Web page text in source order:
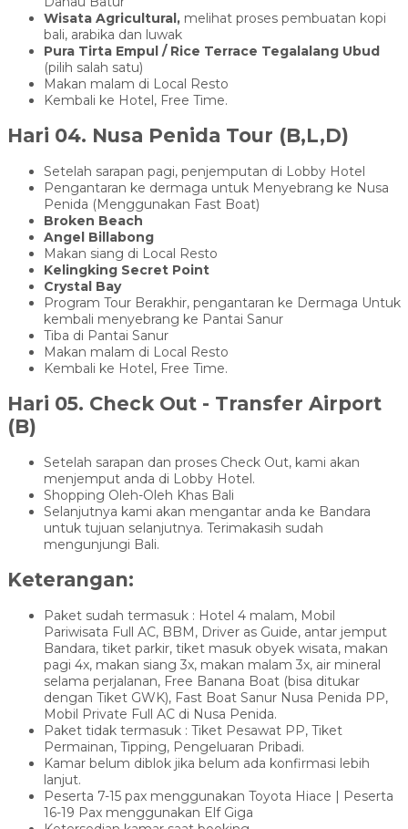
Wisata Agricultural, melihat proses pembuatan kopi
bali, arabika dan luwak
Pura Tirta Empul / Rice Terrace Tegalalang Ubud
(pilih salah satu)
Makan malam di Local Resto
Kembali ke Hotel, Free Time.
Hari 04. Nusa Penida Tour (B,L,D)
Setelah sarapan pagi, penjemputan di Lobby Hotel
Pengantaran ke dermaga untuk Menyebrang ke Nusa
Penida (Menggunakan Fast Boat)
Broken Beach
Angel Billabong
Makan siang di Local Resto
Kelingking Secret Point
Crystal Bay
Program Tour Berakhir, pengantaran ke Dermaga Untuk
kembali menyebrang ke Pantai Sanur
Tiba di Pantai Sanur
Makan malam di Local Resto
Kembali ke Hotel, Free Time.
Hari 05. Check Out - Transfer Airport
(B)
Setelah sarapan dan proses Check Out, kami akan
menjemput anda di Lobby Hotel.
Shopping Oleh-Oleh Khas Bali
Selanjutnya kami akan mengantar anda ke Bandara
untuk tujuan selanjutnya. Terimakasih sudah
mengunjungi Bali.
Keterangan:
Paket sudah termasuk : Hotel 4 malam, Mobil
Pariwisata Full AC, BBM, Driver as Guide, antar jemput
Bandara, tiket parkir, tiket masuk obyek wisata, makan
pagi 4x, makan siang 3x, makan malam 3x, air mineral
selama perjalanan, Free Banana Boat (bisa ditukar
dengan Tiket GWK), Fast Boat Sanur Nusa Penida PP,
Mobil Private Full AC di Nusa Penida.
Paket tidak termasuk : Tiket Pesawat PP, Tiket
Permainan, Tipping, Pengeluaran Pribadi.
Kamar belum diblok jika belum ada konfirmasi lebih
lanjut.
Peserta 7-15 pax menggunakan Toyota Hiace | Peserta
16-19 Pax menggunakan Elf Giga